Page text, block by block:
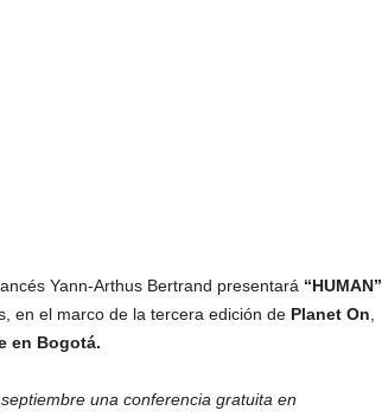
Yann-Arthus Bertrand presentará “HUMAN”
en el marco de la tercera edición de Planet On
en Bogotá.
una conferencia gratuita en